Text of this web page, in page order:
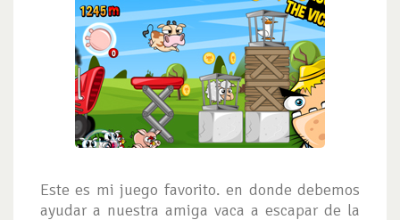
Este es mi juego favorito. en donde debemos
ayudar a nuestra amiga vaca a escapar de la